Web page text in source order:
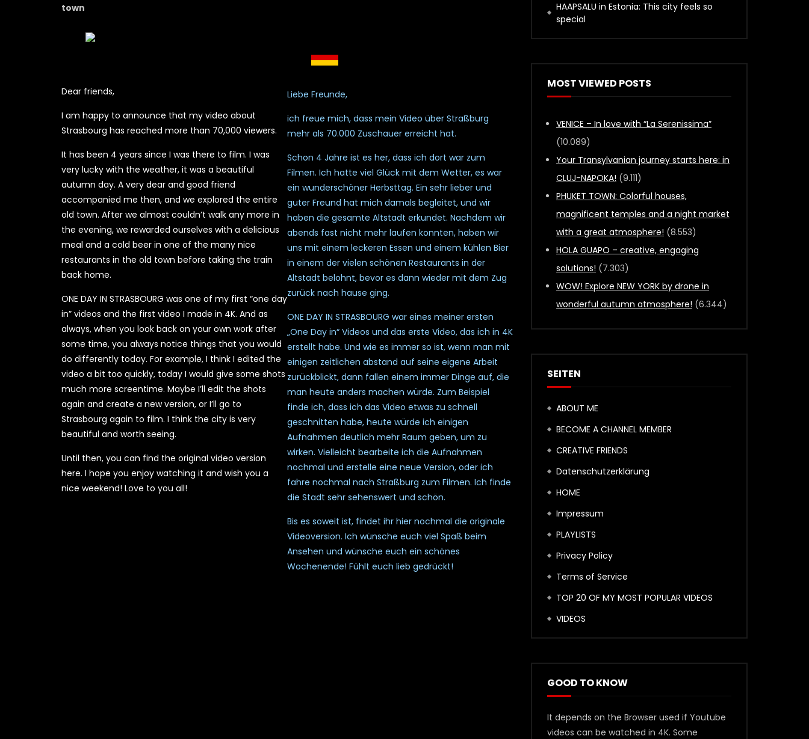
town
Dear friends,
I am happy to announce that my video about
Strasbourg has reached more than 70,000 viewers.
It has been 4 years since I was there to film. I was
very lucky with the weather, it was a beautiful
autumn day. A very dear and good friend
accompanied me then, and we explored the entire
old town. After we almost couldn’t walk any more in
the evening, we rewarded ourselves with a delicious
meal and a cold beer in one of the many nice
restaurants in the old town before taking the train
back home.
ONE DAY IN STRASBOURG was one of my first “one day
in” videos and the first video I made in 4K. And as
always, when you look back on your own work after
some time, you always notice things that you would
do differently today. For example, I think I edited the
video a bit too quickly, today I would give some shots
much more screentime. Maybe I’ll edit the shots
again and create a new version, or I’ll go to
Strasbourg again to film. I think the city is very
beautiful and worth seeing.
Until then, you can find the original video version
here. I hope you enjoy watching it and wish you a
nice weekend! Love to you all!
Liebe Freunde,
ich freue mich, dass mein Video über Straßburg
mehr als 70.000 Zuschauer erreicht hat.
Schon 4 Jahre ist es her, dass ich dort war zum
Filmen. Ich hatte viel Glück mit dem Wetter, es war
ein wunderschöner Herbsttag. Ein sehr lieber und
guter Freund hat mich damals begleitet, und wir
haben die gesamte Altstadt erkundet. Nachdem wir
abends fast nicht mehr laufen konnten, haben wir
uns mit einem leckeren Essen und einem kühlen Bier
in einem der vielen schönen Restaurants in der
Altstadt belohnt, bevor es dann wieder mit dem Zug
zurück nach hause ging.
ONE DAY IN STRASBOURG war eines meiner ersten
„One Day in“ Videos und das erste Video, das ich in 4K
erstellt habe. Und wie es immer so ist, wenn man mit
einigen zeitlichen abstand auf seine eigene Arbeit
zurückblickt, dann fallen einem immer Dinge auf, die
man heute anders machen würde. Zum Beispiel
finde ich, dass ich das Video etwas zu schnell
geschnitten habe, heute würde ich einigen
Aufnahmen deutlich mehr Raum geben, um zu
wirken. Vielleicht bearbeite ich die Aufnahmen
nochmal und erstelle eine neue Version, oder ich
fahre nochmal nach Straßburg zum Filmen. Ich finde
die Stadt sehr sehenswert und schön.
Bis es soweit ist, findet ihr hier nochmal die originale
Videoversion. Ich wünsche euch viel Spaß beim
Ansehen und wünsche euch ein schönes
Wochenende! Fühlt euch lieb gedrückt!
HAAPSALU in Estonia: This city feels so
special
MOST VIEWED POSTS
VENICE – In love with “La Serenissima”
(10.089)
Your Transylvanian journey starts here: in
CLUJ-NAPOKA! (9.111)
PHUKET TOWN: Colorful houses,
magnificent temples and a night market
with a great atmosphere! (8.553)
HOLA GUAPO – creative, engaging
solutions! (7.303)
WOW! Explore NEW YORK by drone in
wonderful autumn atmosphere! (6.344)
SEITEN
ABOUT ME
BECOME A CHANNEL MEMBER
CREATIVE FRIENDS
Datenschutzerklärung
HOME
Impressum
PLAYLISTS
Privacy Policy
Terms of Service
TOP 20 OF MY MOST POPULAR VIDEOS
VIDEOS
GOOD TO KNOW
It depends on the Browser used if Youtube
videos can be watched in 4K. Some